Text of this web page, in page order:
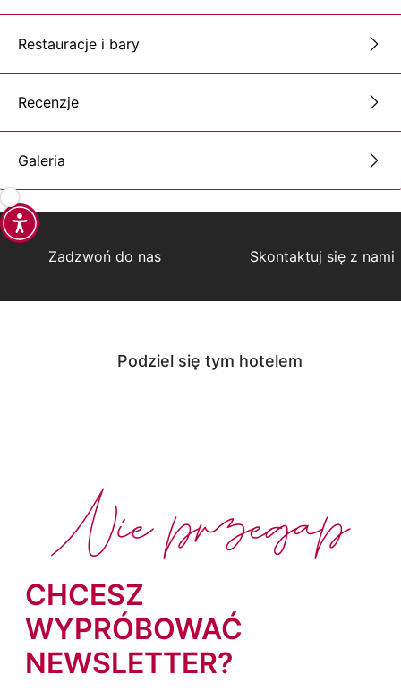
Restauracje i bary
Recenzje
Galeria
Zadzwoń do nas Skontaktuj się z nami
Podziel się tym hotelem
CHCESZ
WYPRÓBOWAĆ
NEWSLETTER?
Nie przegap